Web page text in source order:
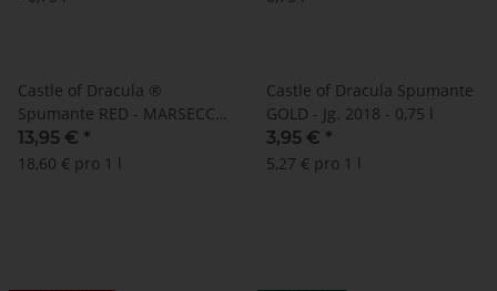
Castle of Dracula ®
Spumante RED - MARSECCO
- 0,75 l
13,95 € *
18,60 € pro 1 l
Castle of Dracula Spumante
GOLD - Jg. 2018 - 0,75 l
3,95 € *
5,27 € pro 1 l